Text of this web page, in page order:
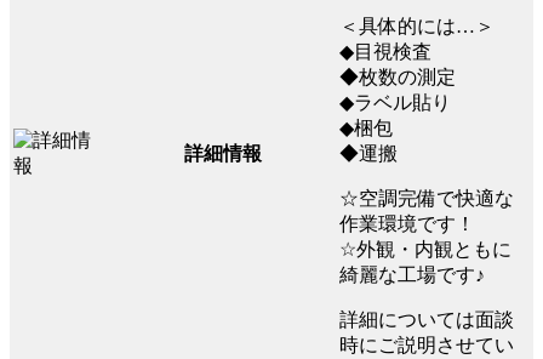
詳細情報
＜具体的には…＞
◆目視検査
◆枚数の測定
◆ラベル貼り
◆梱包
◆運搬
☆空調完備で快適な
作業環境です！
☆外観・内観ともに
綺麗な工場です♪
詳細については面談
時にご説明させてい